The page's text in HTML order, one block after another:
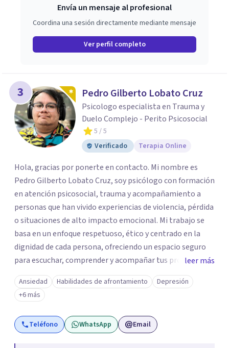
Envía un mensaje al profesional
Coordina una sesión directamente mediante mensaje
Ver perfil completo
3 Pedro Gilberto Lobato Cruz
Psicologo especialista en Trauma y
Duelo Complejo - Perito Psicosocial
5 / 5
Verificado
Terapia Online
Hola, gracias por ponerte en contacto. Mi nombre es
Pedro Gilberto Lobato Cruz, soy psicólogo con formación
en atención psicosocial, trauma y acompañamiento a
personas que han vivido experiencias de violencia, pérdida
o situaciones de alto impacto emocional. Mi trabajo se
basa en un enfoque respetuoso, ético y centrado en la
dignidad de cada persona, ofreciendo un espacio seguro
para escuchar, comprender y acompañar tus procesos
emocionales a tu propio ritmo. Creo firmemente en la
importancia de construir juntos herramientas que
fortalezcan el bienestar, la autonomía y el sentido de
vida. Será un gusto acompañarte en este proceso. Quedo
atento para resolver cualquier duda y acordar una cita. Un
leer más
Ansiedad Habilidades de afrontamiento
Depresión
+6 más
Teléfono WhatsApp Email